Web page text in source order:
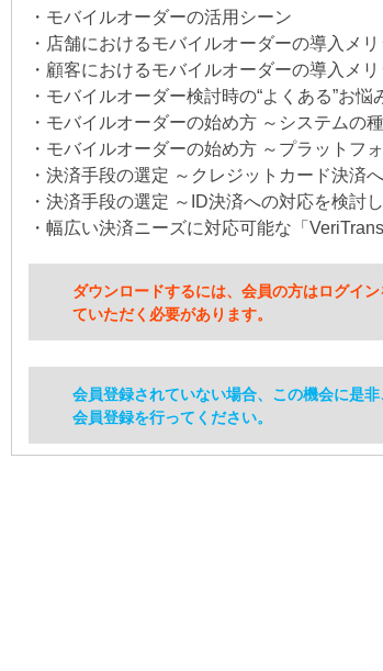
・モバイルオーダーの活用シーン
・店舗におけるモバイルオーダーの導入メリ
・顧客におけるモバイルオーダーの導入メリ
・モバイルオーダー検討時の“よくある”お悩
・モバイルオーダーの始め方 ～システムの
・モバイルオーダーの始め方 ～プラットフ
・決済手段の選定 ～クレジットカード決済
・決済手段の選定 ～ID決済への対応を検討
・幅広い決済ニーズに対応可能な「
ダウンロードするには、会員の方はログイン
ていただく必要があります。
会員登録されていない場合、この機会に是非
会員登録を行ってください。